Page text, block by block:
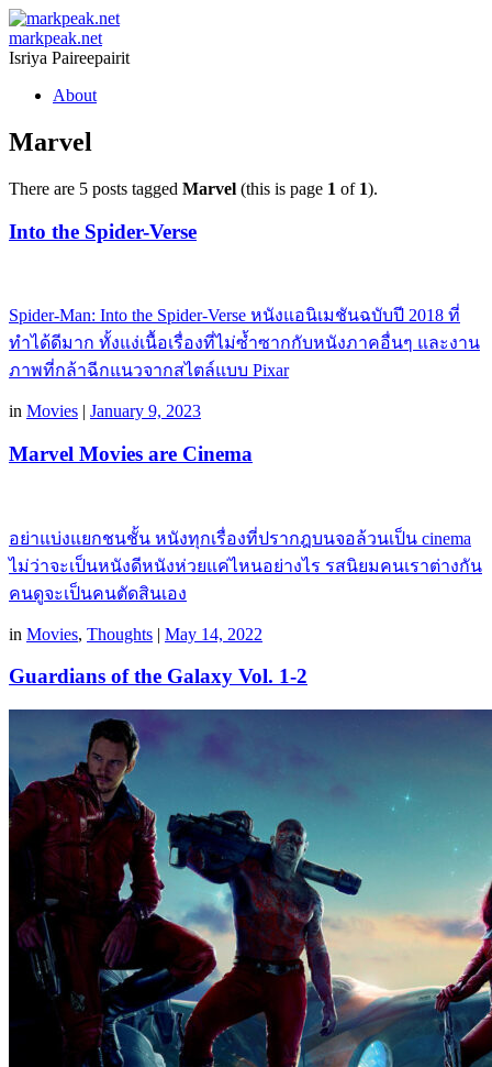
markpeak.net
Isriya Paireepairit
Skip
content
About
Marvel
There are 5 posts tagged Marvel (this is page 1 of 1).
Into the Spider-Verse
Spider-Man: Into the Spider-Verse หนังแอนิเมชันฉบับปี 2018 ที่
ทำได้ดีมาก ทั้งแง่เนื้อเรื่องที่ไม่ซ้ำซากกับหนังภาคอื่นๆ และงาน
ภาพที่กล้าฉีกแนวจากสไตล์แบบ Pixar
in Movies | January 9, 2023
Marvel Movies are Cinema
อย่าแบ่งแยกชนชั้น หนังทุกเรื่องที่ปรากฎบนจอล้วนเป็น cinema
ไม่ว่าจะเป็นหนังดีหนังห่วยแค่ไหนอย่างไร รสนิยมคนเราต่างกัน
คนดูจะเป็นคนตัดสินเอง
in Movies, Thoughts | May 14, 2022
Guardians of the Galaxy Vol. 1-2